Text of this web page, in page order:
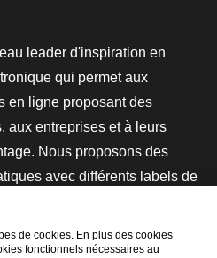
leader d'inspiration en
qui permet aux
en ligne proposant des
aux entreprises et à leurs
Nous proposons des
avec différents labels de
de notre propre
de cookies. En plus des cookies
fonctionnels nécessaires au